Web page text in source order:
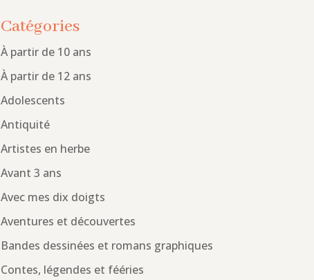
Catégories
À partir de 10 ans
À partir de 12 ans
Adolescents
Antiquité
Artistes en herbe
Avant 3 ans
Avec mes dix doigts
Aventures et découvertes
Bandes dessinées et romans graphiques
Contes, légendes et fééries